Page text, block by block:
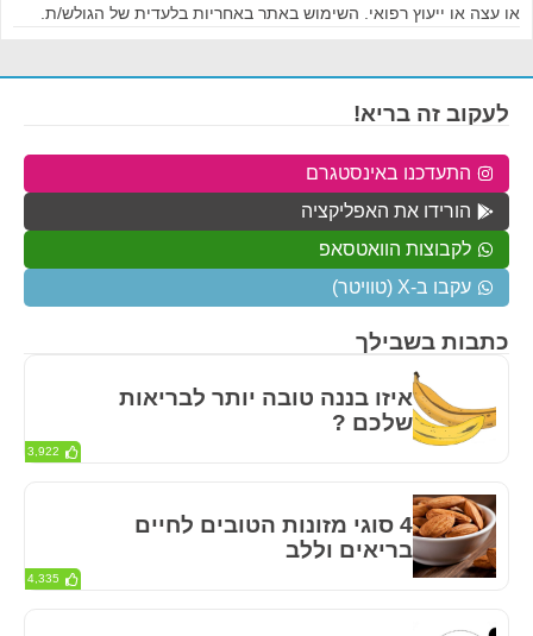
או עצה או ייעוץ רפואי. השימוש באתר באחריות בלעדית של הגולש/ת.
כתבות בשבילך
איזו בננה טובה יותר לבריאות
שלכם ?
3,922
4 סוגי מזונות הטובים לחיים
בריאים וללב
4,335
לעקוב זה בריא!
התעדכנו באינסטגרם
הורידו את האפליקציה
לקבוצות הוואטסאפ
עקבו ב-X (טוויטר)